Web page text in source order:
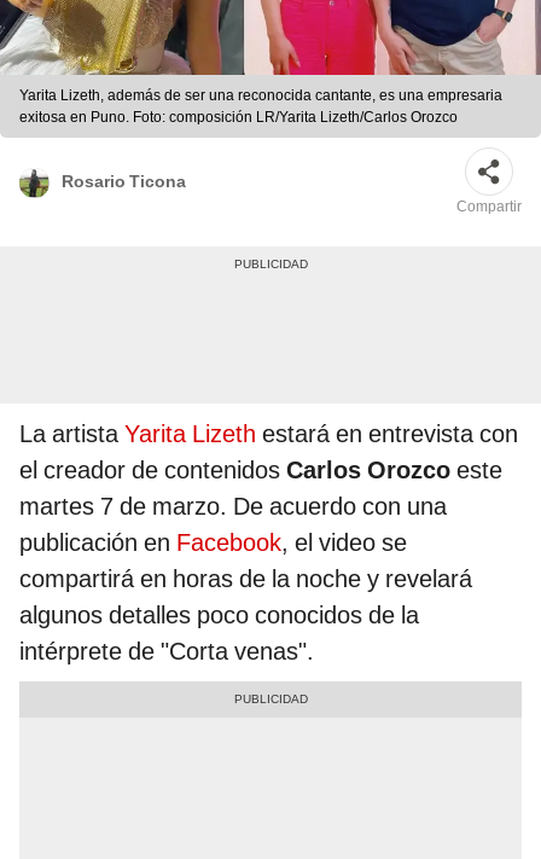
Yarita Lizeth, además de ser una reconocida cantante, es una empresaria
exitosa en Puno. Foto: composición LR/Yarita Lizeth/Carlos Orozco
Rosario Ticona
Compartir
La artistaYarita Lizeth estará en entrevista con
el creador de contenidos Carlos Orozco este
martes 7 de marzo. De acuerdo con una
publicación en Facebook, el video se
compartirá en horas de la noche y revelará
algunos detalles poco conocidos de la
intérprete de "Corta venas".